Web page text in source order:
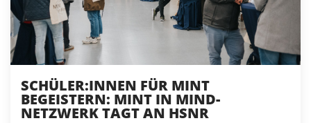
SCHÜLER:INNEN FÜR MINT
BEGEISTERN: MINT IN MIND-
NETZWERK TAGT AN HSNR